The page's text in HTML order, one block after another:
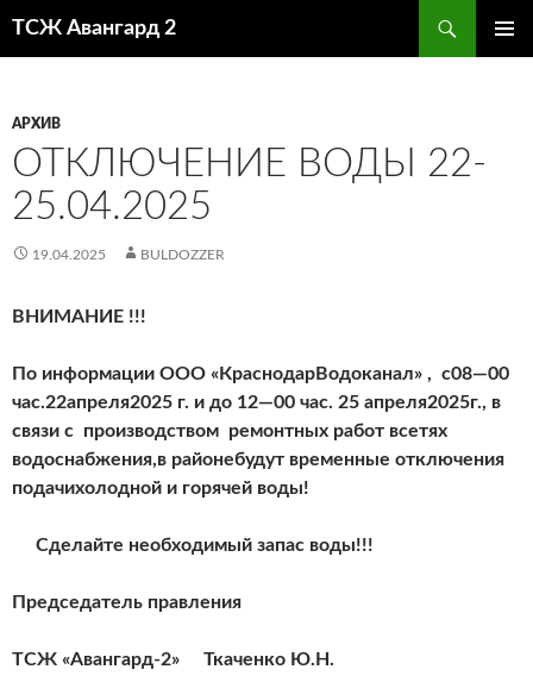
ТСЖ Авангард 2
АРХИВ
ОТКЛЮЧЕНИЕ ВОДЫ 22-
25.04.2025
19.04.2025 BULDOZZER
ВНИМАНИЕ !!!
По информации ООО «КраснодарВодоканал» , с08—00
час.22апреля2025 г. и до 12—00 час. 25 апреля2025г., в
связи с производством ремонтных работ всетях
водоснабжения,в районебудут временные отключения
подачихолодной и горячей воды!
Сделайте необходимый запас воды!!!
Председатель правления
ТСЖ «Авангард-2» Ткаченко Ю.Н.